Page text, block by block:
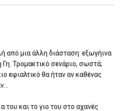
από μια άλλη διάσταση: εξωγήινα
Γη. Τρομακτικό σενάριο, σωστά;
εφιαλτικό θα ήταν αν καθένας
του και το γιο του στο αχανές